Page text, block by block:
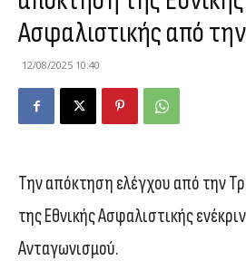
Ασφαλιστικής από
12/08/2025 10:40
Την απόκτηση ελέγχου από την
της Εθνικής Ασφαλιστικής
Ανταγωνισμού.